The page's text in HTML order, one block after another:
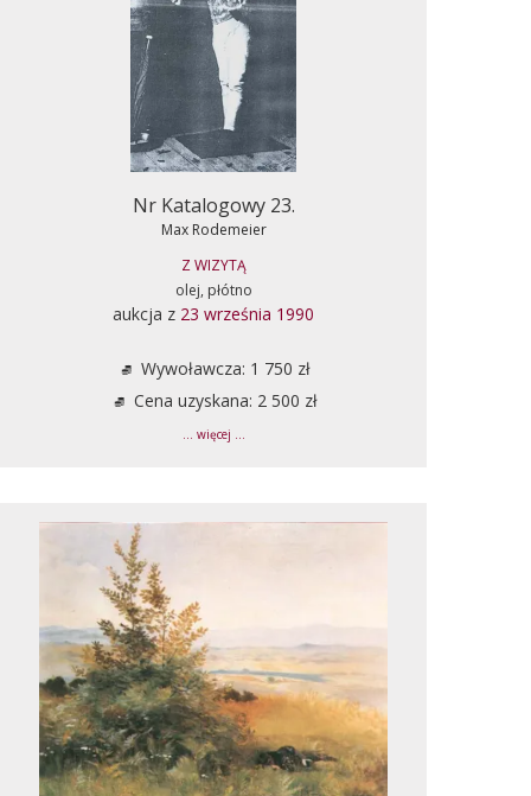
Nr Katalogowy 23.
Max Rodemeier
Z WIZYTĄ
olej, płótno
aukcja z 23 września 1990
Wywoławcza: 1 750 zł
Cena uzyskana: 2 500 zł
... więcej ...